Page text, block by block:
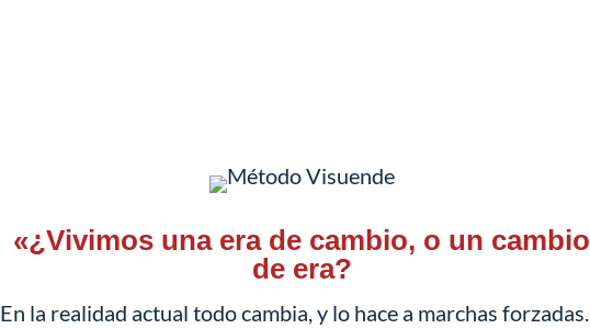
«¿Vivimos una era de cambio, o un cambio
de era?
En la realidad actual todo cambia, y lo hace a marchas forzadas.